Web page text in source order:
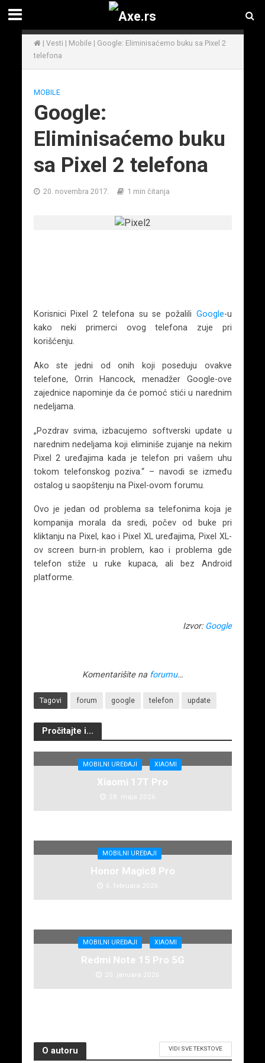
| Vesti | Mobile| Google: Eliminisaćemo buku sa Pixel 2
telefona
MOBILE
Google:
Eliminisaćemo buku
sa Pixel 2 telefona
20. novembra 2017. 1 min čitanja
Korisnici Pixel 2 telefona su se požalili Google-u
kako neki primerci ovog telefona zuje pri
korišćenju.
Ako ste jedni od onih koji poseduju ovakve
telefone, Orrin Hancock, menadžer Google-ove
zajednice napominje da će pomoć stići u narednim
nedeljama.
„Pozdrav svima, izbacujemo softverski update u
narednim nedeljama koji eliminiše zujanje na nekim
Pixel 2 uređajima kada je telefon pri vašem uhu
tokom telefonskog poziva.“ – navodi se između
ostalog u saopštenju na Pixel-ovom forumu.
Ovo je jedan od problema sa telefonima koja je
kompanija morala da sredi, počev od buke pri
kliktanju na Pixel, kao i Pixel XL uređajima, Pixel XL-
ov screen burn-in problem, kao i problema gde
telefon stiže u ruke kupaca, ali bez Android
platforme.
Izvor: Google
Komentarišite na forumu…
Tagovi forum google telefon update
Pročitajte i...
MOBILNI UREĐAJI XIAOMI
Xiaomi 17T Pro
28. maja 2026.
MOBILNI UREĐAJI
Honor Magic8 Pro
6. februara 2026.
MOBILNI UREĐAJI XIAOMI
Redmi Note 15 Pro 5G
20. januara 2026.
O autoru VIDI SVE TEKSTOVE